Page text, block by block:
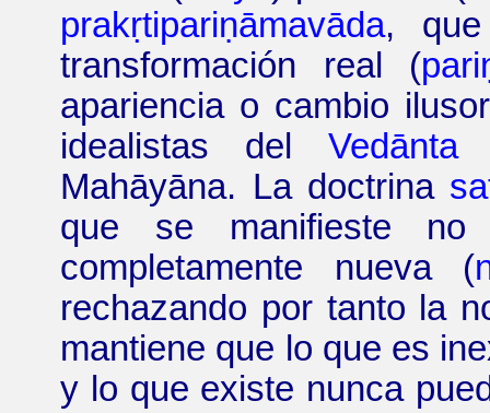
prakṛtipariṇāmavāda,
transformación real (
apariencia o cambio
idealistas delVedānta
Mahāyāna. La doctrina
que se manifieste
completamente nueva (
rechazando por tanto la
mantiene que lo que es
y lo que existe nunca